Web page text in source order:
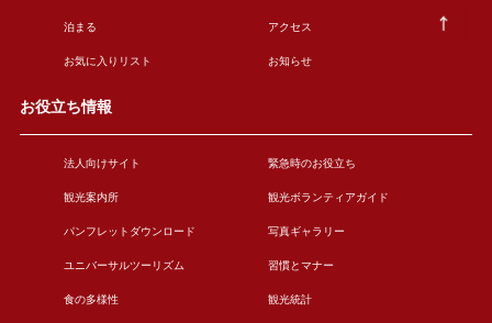
泊まる アクセス
お気に入りリスト お知らせ
お役立ち情報
法人向けサイト 緊急時のお役立ち
観光案内所 観光ボランティアガイド
パンフレットダウンロード 写真ギャラリー
ユニバーサルツーリズム 習慣とマナー
食の多様性 観光統計